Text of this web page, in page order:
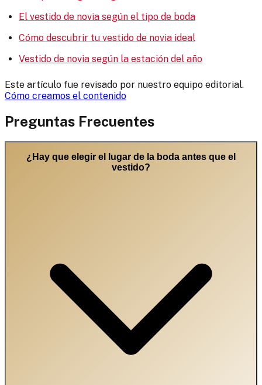
El vestido de novia según el tipo de boda
Cómo descubrir tu vestido de novia ideal
Vestido de novia según la estación del año
Este artículo fue revisado por nuestro equipo editorial.
Cómo creamos el contenido
Preguntas Frecuentes
¿Hay que elegir el lugar de la boda antes que el
vestido?